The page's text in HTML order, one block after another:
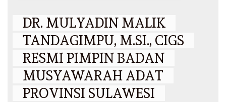
DR. MULYADIN MALIK
TANDAGIMPU, M.SI., CIGS
RESMI PIMPIN BADAN
MUSYAWARAH ADAT
PROVINSI SULAWESI